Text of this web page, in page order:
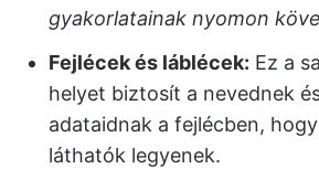
gyakorlatainak nyomon
Fejlécek és láblécek: Ez a
helyet biztosít a nevednek
adataidnak a fejlécben,
láthatók legyenek.